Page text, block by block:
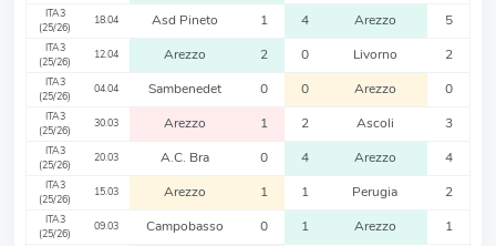
ITA3
(25/26)
18.04 Asd Pineto 1 4 Arezzo 5
ITA3
(25/26)
12.04 Arezzo 2 0 Livorno 2
ITA3
(25/26)
04.04 Sambenedet 0 0 Arezzo 0
ITA3
(25/26)
30.03 Arezzo 1 2 Ascoli 3
ITA3
(25/26)
20.03 A.C. Bra 0 4 Arezzo 4
ITA3
(25/26)
15.03 Arezzo 1 1 Perugia 2
ITA3
(25/26)
09.03 Campobasso 0 1 Arezzo 1